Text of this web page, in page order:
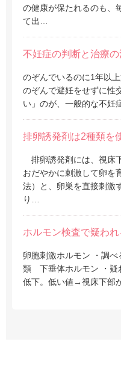
の健康が保たれるのも、
て出…
不妊症の判断と治療の
のぞんでいるのに1年以
のぞんで避妊をせずに性
い」のが、一般的な不
排卵誘発剤は2種類を
排卵誘発剤には、視床
おだやかに刺激して卵を
法）と、卵巣を直接刺激
り…
ホルモン検査で疑われ
卵胞刺激ホルモン ・調
類 下垂体ホルモン ・
低下。低い値→視床下部